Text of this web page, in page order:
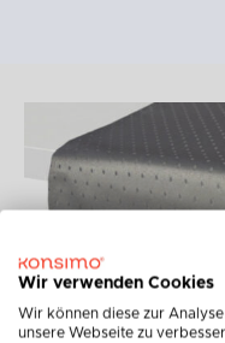
Wir verwenden Cookies
Wir können diese zur
unsere Webseite zu